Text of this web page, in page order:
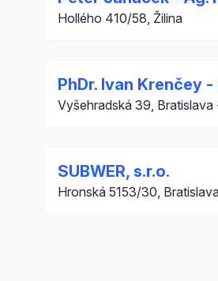
Hollého 410/58, Žilina
PhDr. Ivan Krenčey -
Vyšehradská 39, Bratislava
SUBWER, s.r.o.
Hronská 5153/30,